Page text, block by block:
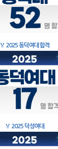
🏅 2025 동덕여대 합격
🏅 2025 덕성여대